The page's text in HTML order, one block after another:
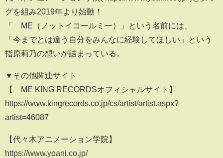
グを組み2019年より始動！
「≠ME（ノットイコールミー）」という名前には、
「今までとは違う自分をみんなに経験してほしい」という
指原莉乃の想いが詰まっている。
▼その他関連サイト
【≠ME KING RECORDSオフィシャルサイト】
https://www.kingrecords.co.jp/cs/artist/artist.aspx?
artist=46087
【代々木アニメーション学院】
https://www.yoani.co.jp/